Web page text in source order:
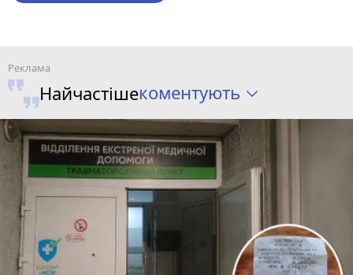
Найчастішекоментують